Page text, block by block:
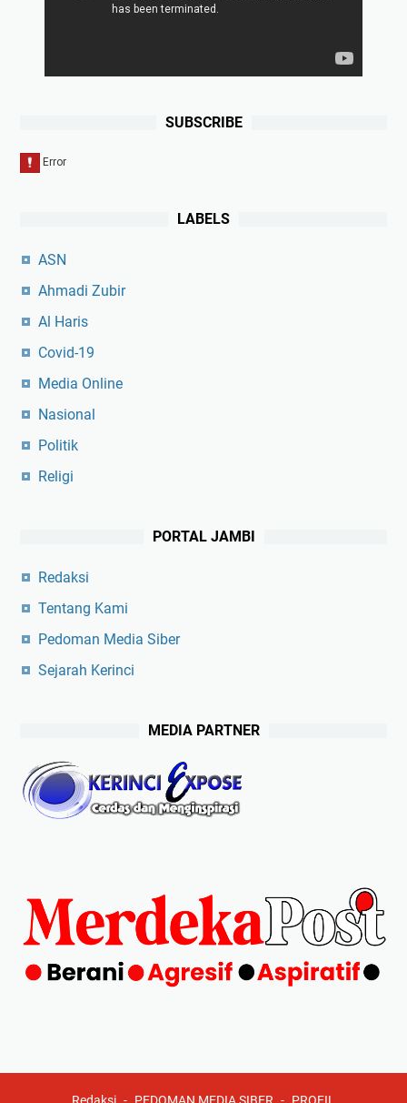
SUBSCRIBE
LABELS
ASN
Ahmadi Zubir
Al Haris
Covid-19
Media Online
Nasional
Politik
Religi
PORTAL JAMBI
Redaksi
Tentang Kami
Pedoman Media Siber
Sejarah Kerinci
MEDIA PARTNER